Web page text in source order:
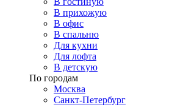
В прихожую
В офис
В спальню
Для кухни
Для лофта
В детскую
По городам
Москва
Санкт-Петербург